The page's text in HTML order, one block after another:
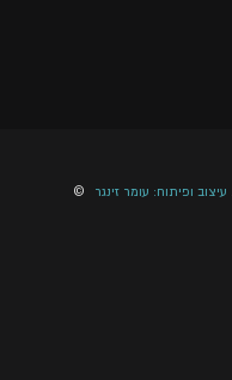
עיצוב ופיתוח: עומר זינגר